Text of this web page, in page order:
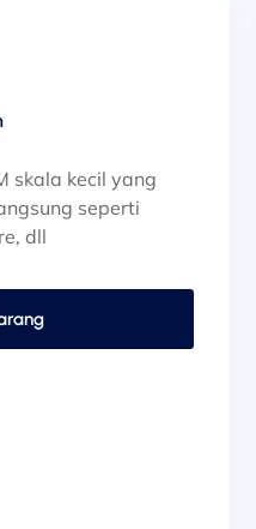
skala kecil yang
seperti
dll